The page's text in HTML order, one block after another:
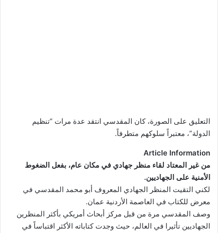
التعليق على الصورة،كان المقدسي انتقد عدة مرات “تنظيم
الدولة”، معتبراً سلوكهم متطرفاً.
Article Information
من غير المعتاد لقاء منظر جهادي في مكان عام، بفعل الضغوط
الأمنية على الجهاديين.
لكني التقيت المنظر الجهادي المعروف أبو محمد المقدسي في
معرض للكتاب في العاصمة الأردنية عمان.
وصف المقدسي مرة من قبل مركز أبحاث أمريكي بأكثر المنظرين
الجهاديين تأثيرا في العالم، حيث وجدت كتاباته الأكثر اقتباساً في